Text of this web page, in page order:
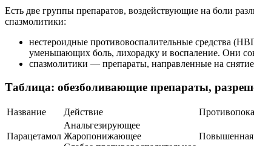
Есть две группы препаратов, воздействующие на боли
спазмолитики:
нестероидные противовоспалительные средства
уменьшающих боль, лихорадку и воспаление. Они
спазмолитики — препараты, направленные на
Таблица: обезболивающие препараты,
Название Действие
Парацетамол
Анальгезирующее
Жаропонижающее
Повышенная